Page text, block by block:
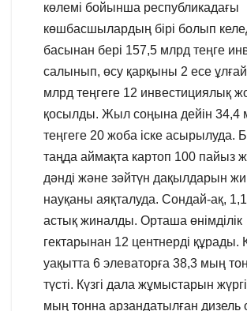
көлемі бойынша республикадағы
көшбасшылардың бірі болып
басынан бері 157,5 млрд теңге
салынып, өсу қарқыны 2 есе
млрд теңгеге 12 инвестициялық
қосылды. Жыл соңына дейін 34,4
теңгеге 20 жоба іске асырылуда.
таңда аймақта картоп 100 пайыз
дәнді және зәйтүн дақылдарын
науқаны аяқталуда. Сондай-ақ,
астық жиналды. Орташа өнімділік
гектарынан 12 центнерді құрады.
уақытта 6 элеваторға 38,3 мың
түсті. Күзгі дала жұмыстарын
мың тонна арзандатылған дизель